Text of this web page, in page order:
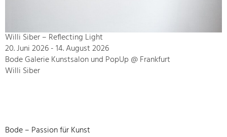
Willi Siber – Reflecting Light
20. Juni 2026 - 14. August 2026
Bode Galerie Kunstsalon und PopUp @ Frankfurt
Willi Siber
Bode – Passion für Kunst